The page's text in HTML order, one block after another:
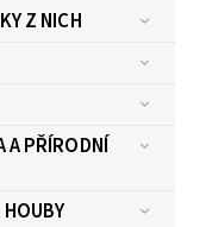
Z NICH
A PŘÍRODNÍ